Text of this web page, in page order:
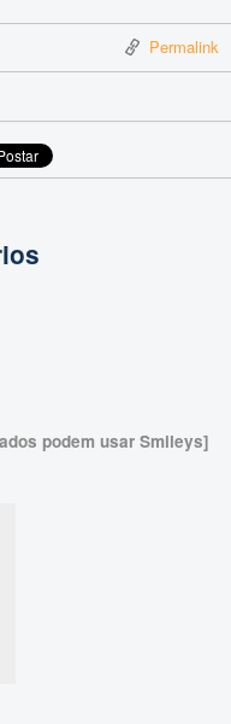
Permalink
podem usar Smileys]